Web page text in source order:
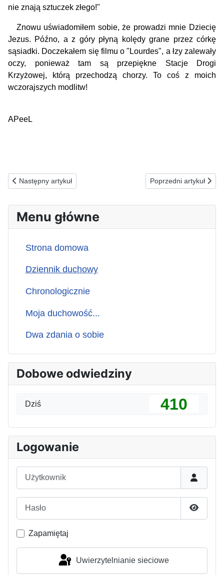
nie znają sztuczek złego!"
Znowu uświadomiłem sobie, że prowadzi mnie Dziecię
Jezus. Późno, a z góry płyną kolędy grane przez córkę
sąsiadki. Doczekałem się filmu o "Lourdes", a łzy zalewały
oczy, ponieważ tam są przepiękne Stacje Drogi
Krzyżowej, którą przechodzą chorzy. To coś z mo­ich
wczorajszych modlitw!
APeeL
Poprzednia strona: 24.12.1992(c) ZA POKÓJ W RODZINIE...
Następny artykuł Następna strona:
Poprzedni artykuł
Menu główne
Strona domowa
Dziennik duchowy
Chronologicznie
Moja duchowość...
Dwa zdania o sobie
Dobowe odwiedziny
Dziś 410
Logowanie
Pokaż
Zapamiętaj
Uwierzytelnianie sieciowe